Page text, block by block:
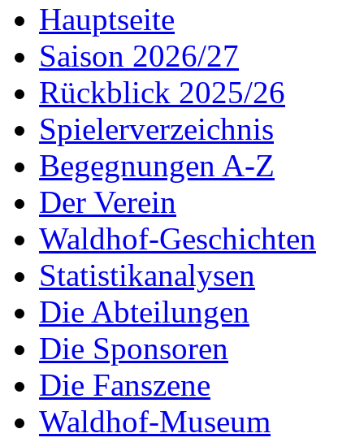
Hauptseite
Saison 2026/27
Rückblick 2025/26
Spielerverzeichnis
Begegnungen A-Z
Der Verein
Waldhof-Geschichten
Statistikanalysen
Die Abteilungen
Die Sponsoren
Die Fanszene
Waldhof-Museum